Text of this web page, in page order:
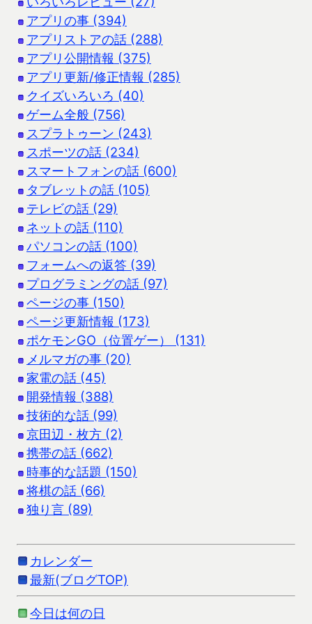
アプリの事 (394)
アプリストアの話 (288)
アプリ公開情報 (375)
アプリ更新/修正情報 (285)
クイズいろいろ (40)
ゲーム全般 (756)
スプラトゥーン (243)
スポーツの話 (234)
スマートフォンの話 (600)
タブレットの話 (105)
テレビの話 (29)
ネットの話 (110)
パソコンの話 (100)
フォームへの返答 (39)
プログラミングの話 (97)
ページの事 (150)
ページ更新情報 (173)
ポケモンGO（位置ゲー） (131)
メルマガの事 (20)
家電の話 (45)
開発情報 (388)
技術的な話 (99)
京田辺・枚方 (2)
携帯の話 (662)
時事的な話題 (150)
将棋の話 (66)
独り言 (89)
カレンダー
最新(ブログTOP)
今日は何の日